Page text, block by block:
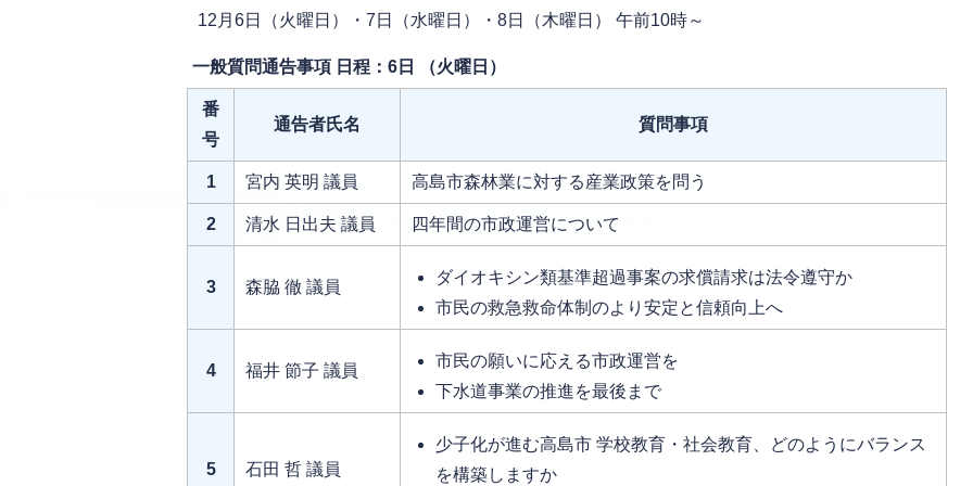
12月6日（火曜日）・7日（水曜日）・8日（木曜日） 午前10時～
一般質問通告事項 日程：6日 （火曜日）
番
号
通告者氏名 質問事項
1 宮内 英明 議員 高島市森林業に対する産業政策を問う
2 清水 日出夫 議員 四年間の市政運営について
3 森脇 徹 議員
ダイオキシン類基準超過事案の求償請求は法令遵守か
市民の救急救命体制のより安定と信頼向上へ
4 福井 節子 議員
市民の願いに応える市政運営を
下水道事業の推進を最後まで
5 石田 哲 議員
少子化が進む高島市 学校教育・社会教育、どのようにバランス
を構築しますか